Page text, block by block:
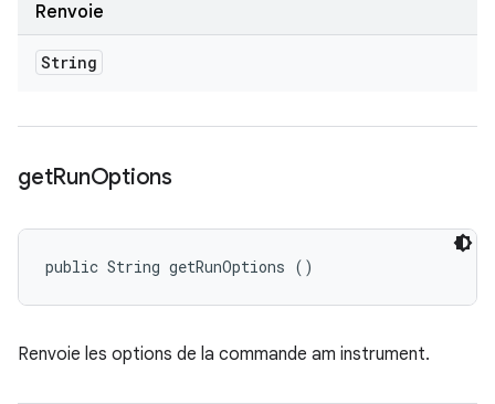
Renvoie
String
getRunOptions
public String getRunOptions ()
Renvoie les options de la commande am instrument.